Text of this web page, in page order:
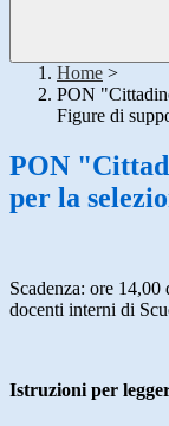
Home >
PON
Figure di
PON
per la
Scadenza: ore
docenti interni di
Istruzioni per